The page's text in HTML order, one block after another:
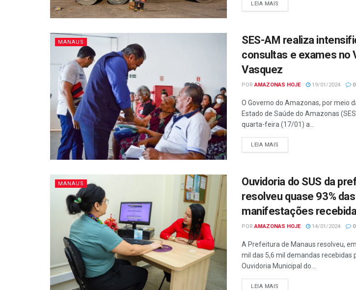
LEIA MAIS
MANAUS
SES-AM realiza
consultas e exames no
Vasquez
POR AMAZONAS HOJE 19/01/2024 0
O Governo do Amazonas, por meio
Estado de Saúde do Amazonas
quarta-feira (17/01) a...
LEIA MAIS
MANAUS
Ouvidoria do SUS da
resolveu quase 93% das
manifestações
POR AMAZONAS HOJE 14/01/2024 0
A Prefeitura de Manaus resolveu,
mil das 5,6 mil demandas recebidas
Ouvidoria Municipal do...
LEIA MAIS